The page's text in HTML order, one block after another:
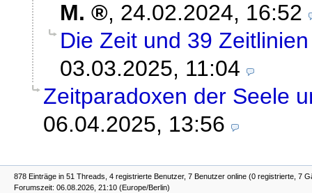
M.
, 24.02.2024, 16:52
Die Zeit und 39
03.03.2025, 11:04
Zeitparadoxen der Seele
06.04.2025, 13:56
878 Einträge in 51 Threads, 4 registrierte Benutzer, 7 Benutzer online (0 registrierte, 7
Forumszeit: 06.08.2026, 21:10 (Europe/Berlin)